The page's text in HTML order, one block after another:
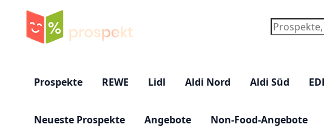
Suchen
Prospekte REWE Lidl Aldi Nord Aldi Süd
Neueste Prospekte Angebote Non-Food-Angebote